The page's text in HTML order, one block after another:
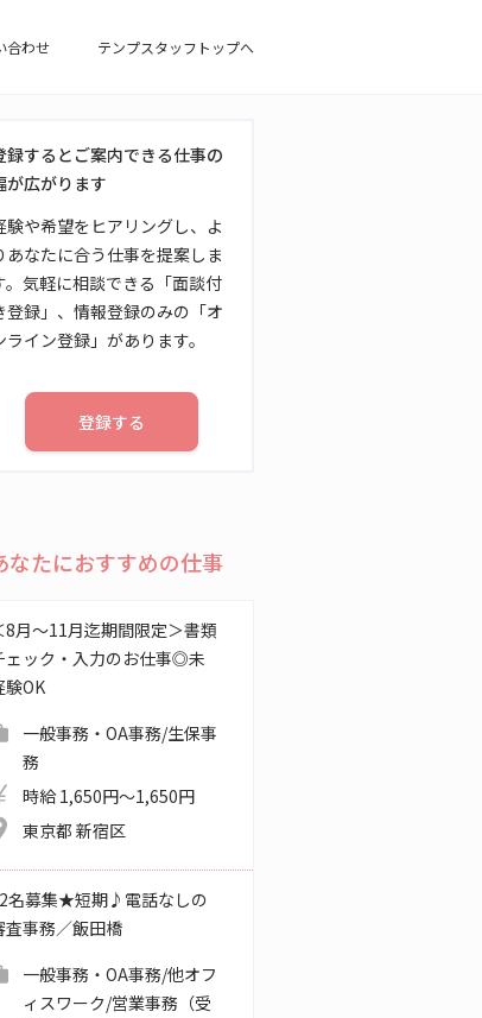
合わせ テンプスタッフトップへ
録するとご案内できる仕事の
が広がります
験や希望をヒアリングし、よ
あなたに合う仕事を提案しま
。気軽に相談できる「面談付
登録」、情報登録のみの「オ
ライン登録」があります。
登録する
なたにおすすめの仕事
8月～11月迄期間限定＞書類
ェック・入力のお仕事◎未
験OK
一般事務・OA事務/生保事
務
時給 1,650円～1,650円
東京都 新宿区
名募集★短期♪電話なしの
査事務／飯田橋
一般事務・OA事務/他オフ
ィスワーク/営業事務（受